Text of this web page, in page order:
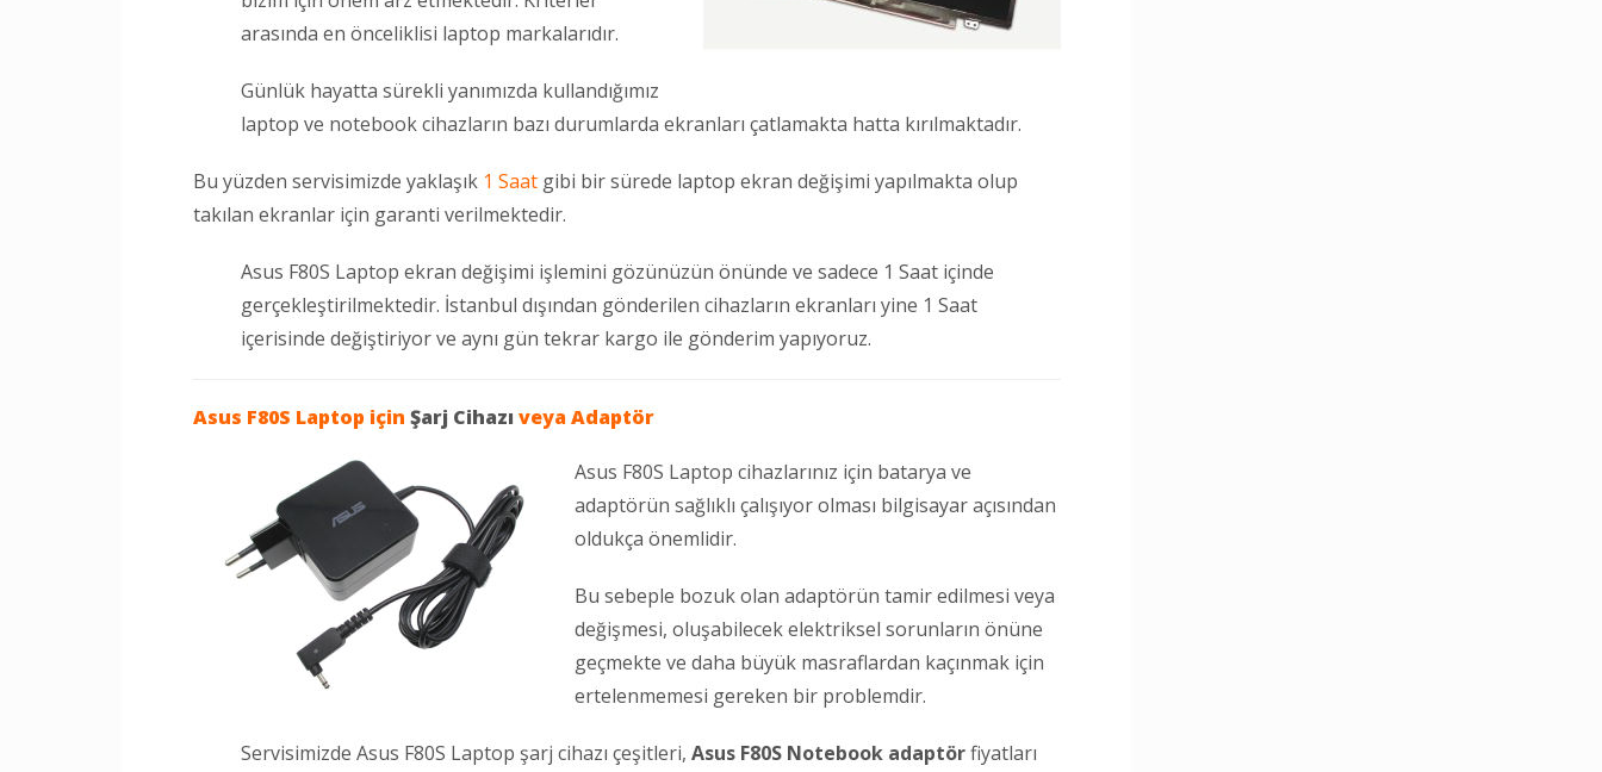
arasında en önceliklisi laptop markalarıdır.
Günlük hayatta sürekli yanımızda kullandığımız
laptop ve notebook cihazların bazı durumlarda ekranları çatlamakta hatta kırılmaktadır.
Bu yüzden servisimizde yaklaşık 1 Saat gibi bir sürede laptop ekran değişimi yapılmakta olup
takılan ekranlar için garanti verilmektedir.
Asus F80S Laptop ekran değişimi işlemini gözünüzün önünde ve sadece 1 Saat içinde
gerçekleştirilmektedir. İstanbul dışından gönderilen cihazların ekranları yine 1 Saat
içerisinde değiştiriyor ve aynı gün tekrar kargo ile gönderim yapıyoruz.
Asus F80S Laptop için Şarj Cihazı veyaAdaptör
Asus F80S Laptop cihazlarınız için batarya ve
adaptörün sağlıklı çalışıyor olması bilgisayar açısından
oldukça önemlidir.
Bu sebeple bozuk olan adaptörün tamir edilmesi veya
değişmesi, oluşabilecek elektriksel sorunların önüne
geçmekte ve daha büyük masraflardan kaçınmak için
ertelenmemesi gereken bir problemdir.
Servisimizde Asus F80S Laptop şarj cihazı çeşitleri, Asus F80S Notebook adaptörfiyatları